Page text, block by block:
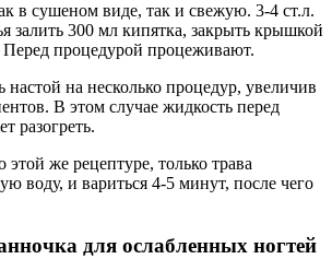
в сушеном виде, так и свежую. 3-4 ст.л.
залить 300 мл кипятка, закрыть крышкой
Перед процедурой процеживают.
на несколько процедур, увеличив
В этом случае жидкость перед
разогреть.
этой же рецептуре, только трава
воду, и вариться 4-5 минут, после чего
для ослабленных ногтей